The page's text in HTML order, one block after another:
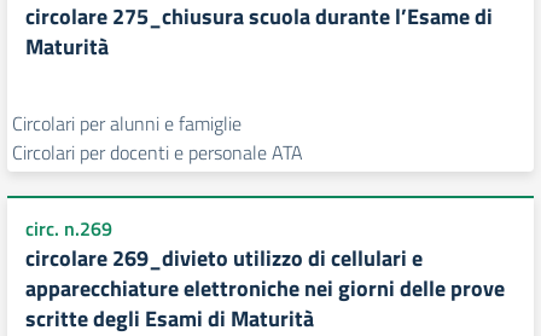
circolare 275_chiusura scuola durante l’Esame di
Maturità
Circolari per alunni e famiglie
Circolari per docenti e personale ATA
circ. n.269
circolare 269_divieto utilizzo di cellulari e
apparecchiature elettroniche nei giorni delle prove
scritte degli Esami di Maturità